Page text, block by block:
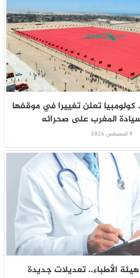
كولومبيا تعلن تغييرا في موقفها
المغرب على صحرائه
9 أغسطس 2026
الأطباء.. تعديلات جديدة